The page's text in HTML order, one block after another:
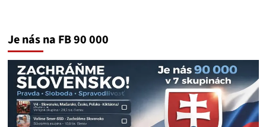
Je nás na FB 90 000